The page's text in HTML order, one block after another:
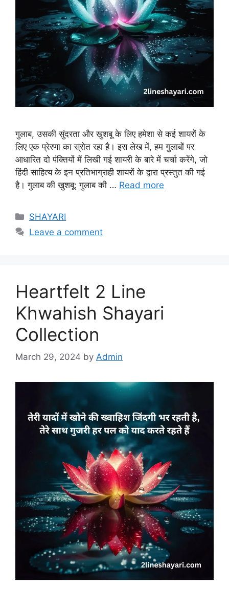
गुलाब, उसकी सुंदरता और खुशबू के लिए हमेशा से कई शायरों के
लिए एक प्रेरणा का स्रोत रहा है। इस लेख में, हम गुलाबों पर
आधारित दो पंक्तियों में लिखी गई शायरी के बारे में चर्चा करेंगे, जो
हिंदी साहित्य के इन प्रतिभाग्राही शायरों के द्वारा प्रस्तुत की गई
है। गुलाब की खुशबू: गुलाब की … Read more
Categories
SHAYARI
Leave a comment
Heartfelt 2 Line
Khwahish Shayari
Collection
March 29, 2024 by Admin